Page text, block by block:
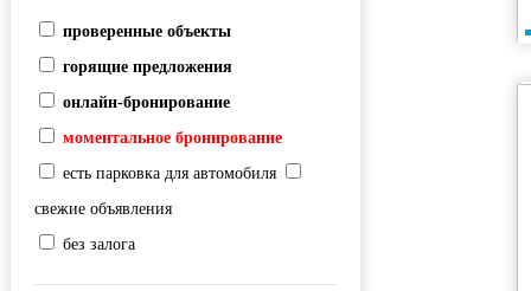
проверенные объекты
горящие предложения
онлайн-бронирование
моментальное бронирование
есть парковка для автомобиля
свежие объявления
без залога